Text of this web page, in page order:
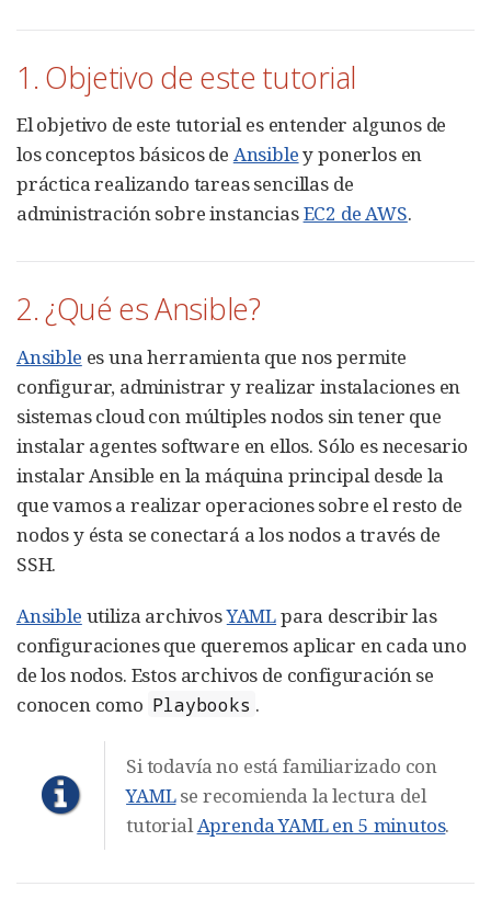
1. Objetivo de este tutorial
El objetivo de este tutorial es entender algunos de
los conceptos básicos de Ansibley ponerlos en
práctica realizando tareas sencillas de
administración sobre instanciasEC2 de AWS.
2. ¿Qué es Ansible?
Ansible es una herramienta que nos permite
configurar, administrar y realizar instalaciones en
sistemas cloud con múltiples nodos sin tener que
instalar agentes software en ellos. Sólo es necesario
instalar Ansible en la máquina principal desde la
que vamos a realizar operaciones sobre el resto de
nodos y ésta se conectará a los nodos a través de
SSH.
Ansible utiliza archivosYAMLpara describir las
configuraciones que queremos aplicar en cada uno
de los nodos. Estos archivos de configuración se
conocen como Playbooks .
Si todavía no está familiarizado con
YAMLse recomienda la lectura del
tutorialAprenda YAML en 5 minutos.